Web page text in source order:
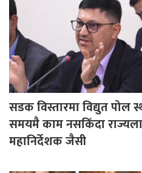
सडक विस्तारमा विद्युत पोल
समयमै काम नसकिँदा
महानिर्देशक जैसी